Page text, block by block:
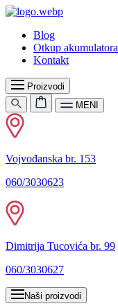
Blog
Otkup akumulatora
Kontakt
Proizvodi
MENI
Vojvođanska br. 153
060/3030623
Dimitrija Tucovića br. 99
060/3030627
Naši proizvodi